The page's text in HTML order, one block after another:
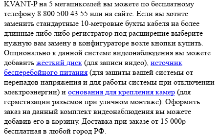
KVANT-P на 5 мегапикселей вы можете по бесплатному
телефону 8 800 500 43 55 или на сайте. Если вы хотите
заменить стандартные 10-метровые бухты кабеля на более
длинные либо либо регистратор под расширение выберите
нужную вам замену в конфигураторе возле кнопки купить.
Опционально к данной системе видеонаблюдения вы можете
добавить жёсткий диск (для записи видео), источник
бесперебойного питания (для защиты вашей системы от
перепадов напряжения и для работы системы при отключении
электроэнергии) и основания для крепления камер (для
герметизации разъёмов при уличном монтаже). Оформить
заказ на данный комплект видеонаблюдения вы можете
добавив его в корзину. Доставка при заказе от 15 000р
бесплатная в любой город РФ.